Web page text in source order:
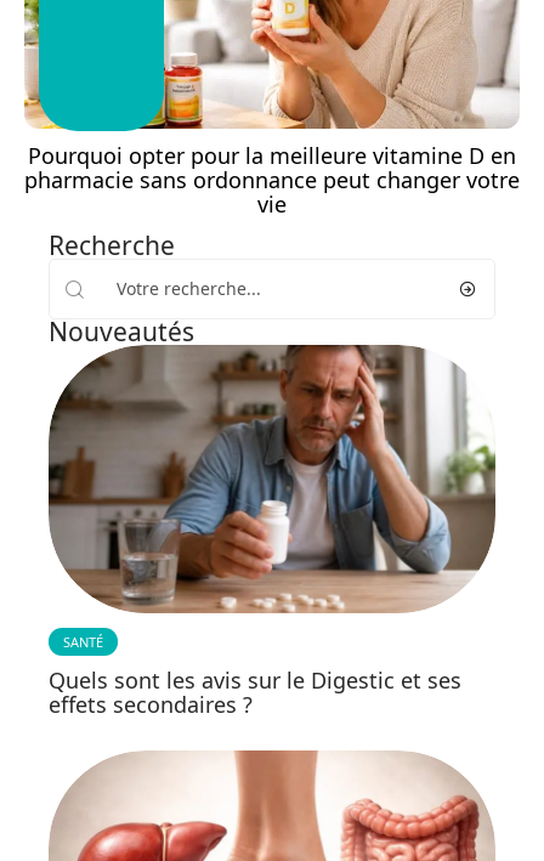
Pourquoi opter pour la meilleure vitamine D en
pharmacie sans ordonnance peut changer votre
vie
Recherche
Nouveautés
SANTÉ
Quels sont les avis sur le Digestic et ses
effets secondaires ?